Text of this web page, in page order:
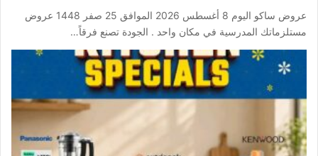
عروض ساكو اليوم 8 أغسطس 2026 الموافق 25 صفر 1448 عروض
مستلزماتك المدرسية في مكان واحد . الجودة تصنع فرقاً…